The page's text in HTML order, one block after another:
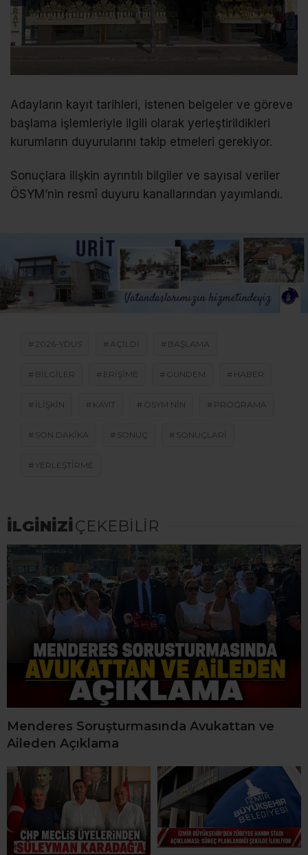
Adayların kayıt tarihleri, istenen belgeler ve göreve
başlama işlemleriyle ilgili olarak yerleştirildikleri
kurumların duyurularını takip etmeleri gerekiyor.
Sonuçlara ilişkin ayrıntılı bilgiler ve sayısal veriler
ÖSYM’nin resmî duyuru kanallarından yayımlandı.
2026-YDUS AÇILDI BAŞLAMA
BILGILER ERIŞIME GÜNDEM HABER
ILIŞKIN KAYIT ÖSYM NIN PROGRAMA
SON DAKİKA SONUÇ SONUÇLARI
YERLEŞTIRME
İLGİNİZİÇEKEBİLİR
Menderes Soruşturmasında Avukattan ve
Aileden Açıklama